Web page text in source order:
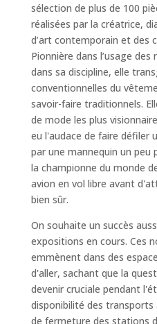
sélection de plus de 100
réalisées par la créatrice,
d’art contemporain et des
Pionnière dans l’usage
dans sa discipline, elle
conventionnelles du
savoir-faire traditionnels.
de mode les plus
eu l'audace de faire défiler
par une mannequin un peu
la championne du monde
avion en vol libre avant
bien sûr.
On souhaite un succès
expositions en cours. Ces
emmènent dans des
d'aller, sachant que la
devenir cruciale pendant
disponibilité des
de fermeture des stations